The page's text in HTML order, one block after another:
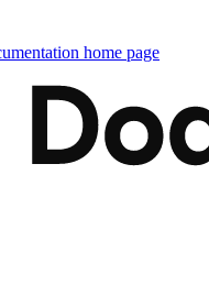
home page